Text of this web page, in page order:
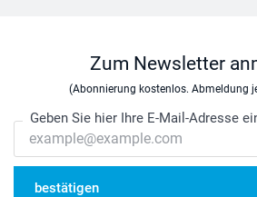
Zum Newsletter
(Abonnierung kostenlos. Abmeldung
Geben Sie hier Ihre E-Mail-Adresse
bestätigen